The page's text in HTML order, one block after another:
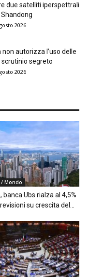
due satelliti iperspettrali
2026
autorizza l’uso delle
scrutinio segreto
2026
Mondo
banca Ubs rialza al 4,5%
su crescita del...